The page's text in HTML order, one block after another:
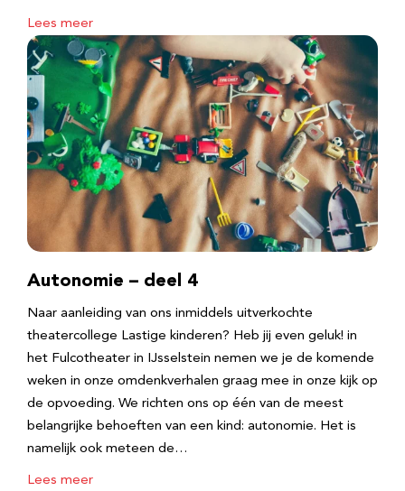
Lees meer
Autonomie – deel 4
Naar aanleiding van ons inmiddels uitverkochte
theatercollege Lastige kinderen? Heb jij even geluk! in
het Fulcotheater in IJsselstein nemen we je de komende
weken in onze omdenkverhalen graag mee in onze kijk op
de opvoeding. We richten ons op één van de meest
belangrijke behoeften van een kind: autonomie. Het is
namelijk ook meteen de…
Lees meer